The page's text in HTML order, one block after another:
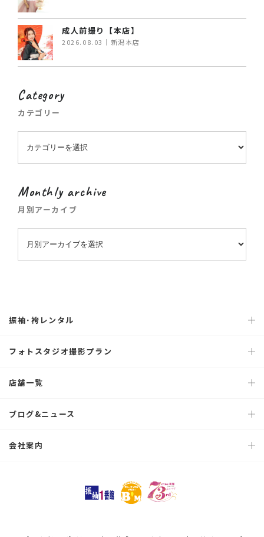
成人前撮り【本店】
2026.08.03｜新潟本店
Category
カテゴリー
Monthly archive
月別アーカイブ
振袖･袴レンタル
フォトスタジオ撮影プラン
店舗一覧
ブログ&ニュース
会社案内